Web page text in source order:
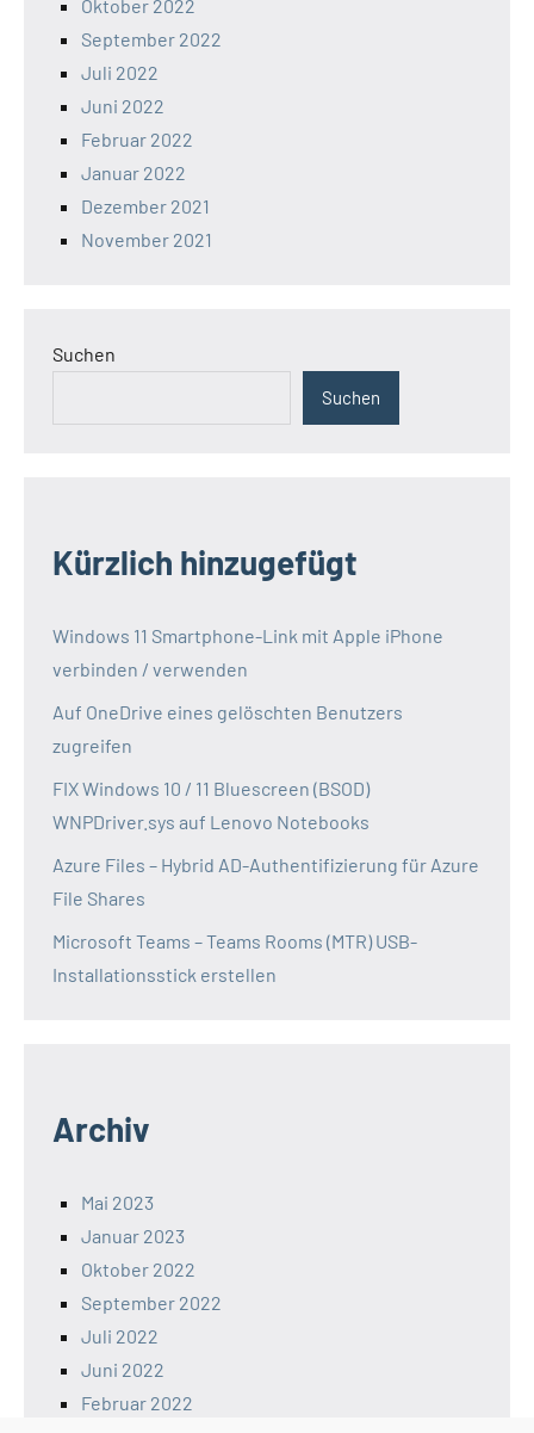
Oktober 2022
September 2022
Juli 2022
Juni 2022
Februar 2022
Januar 2022
Dezember 2021
November 2021
Suchen
Suchen
Kürzlich hinzugefügt
Windows 11 Smartphone-Link mit Apple iPhone
verbinden / verwenden
Auf OneDrive eines gelöschten Benutzers
zugreifen
FIX Windows 10 / 11 Bluescreen (BSOD)
WNPDriver.sys auf Lenovo Notebooks
Azure Files – Hybrid AD-Authentifizierung für Azure
File Shares
Microsoft Teams – Teams Rooms (MTR) USB-
Installationsstick erstellen
Archiv
Mai 2023
Januar 2023
Oktober 2022
September 2022
Juli 2022
Juni 2022
Februar 2022